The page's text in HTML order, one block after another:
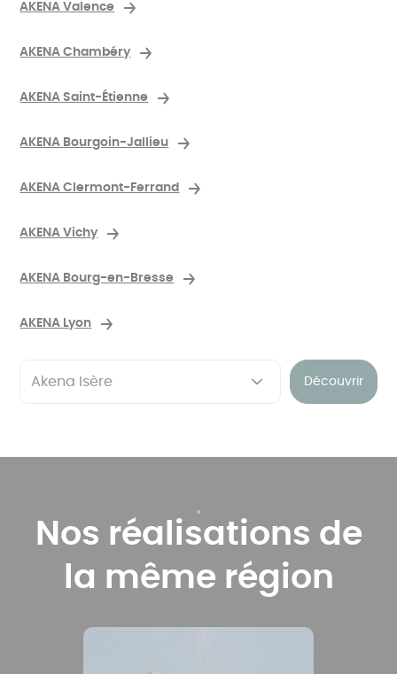
AKENA Valence
AKENA Chambéry
AKENA Saint-Étienne
AKENA Bourgoin-Jallieu
AKENA Clermont-Ferrand
AKENA Vichy
AKENA Bourg-en-Bresse
AKENA Lyon
Découvrir
Nos réalisations de
la même région